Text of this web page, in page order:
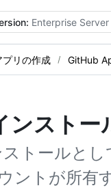
Enterprise Server
リの作成 GitHub
ストー
トールと
ントが所有